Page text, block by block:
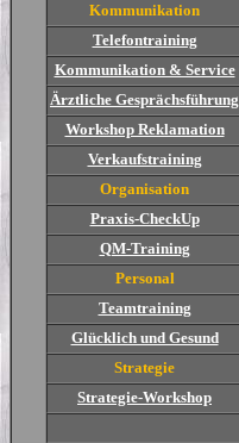
Kommunikation
Telefontraining
Kommunikation & Service
Ärztliche Gesprächsführung
Workshop Reklamation
Verkaufstraining
Organisation
Praxis-CheckUp
QM-Training
Personal
Teamtraining
Glücklich und Gesund
Strategie
Strategie-Workshop